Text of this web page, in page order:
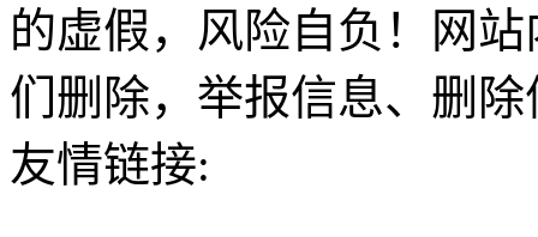
的虚假，风险自负！网
们删除，举报信息、删
友情链接: